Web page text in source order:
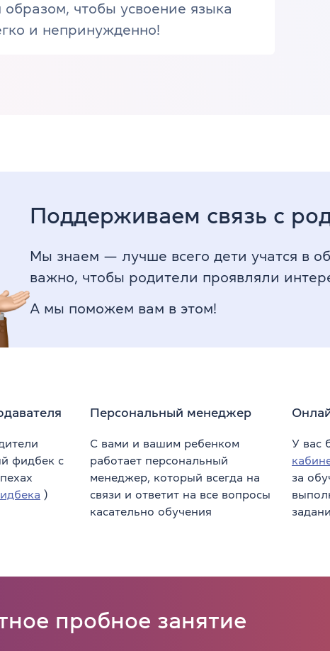
образом, чтобы усвоение языка
и непринужденно!
Поддерживаем связь с
Мы знаем — лучше всего дети учатся в
важно, чтобы родители проявляли
А мы поможем вам в этом!
фидбек с
)
Персональный менеджер
С вами и вашим ребенком
работает персональный
менеджер, который всегда на
связи и ответит на все вопросы
касательно обучения
У вас
за
пробное занятие